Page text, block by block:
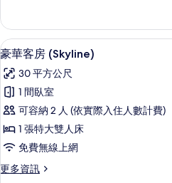
相
片
客
房
的
情
顯
示
豪
華
客
房
(Skyline)
的
7
豪華客房 (Skyline)
30 平方公尺
1 間臥室
可容納 2 人 (依實際入住人數計費)
1 張特大雙人床
免費無線上網
更多資訊
更